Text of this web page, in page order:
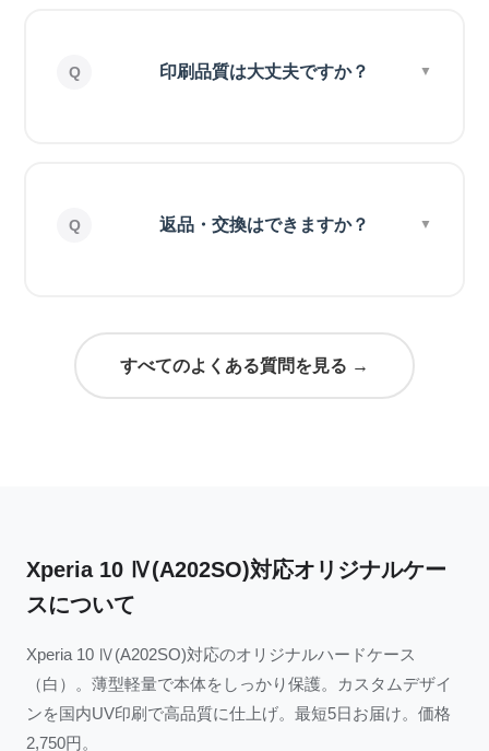
印刷品質は大丈夫ですか？
返品・交換はできますか？
すべてのよくある質問を見る →
Xperia 10 Ⅳ(A202SO)対応オリジナルケー
スについて
Xperia 10 Ⅳ(A202SO)対応のオリジナルハードケース
（白）。薄型軽量で本体をしっかり保護。カスタムデザイ
ンを国内UV印刷で高品質に仕上げ。最短5日お届け。価格
2,750円。